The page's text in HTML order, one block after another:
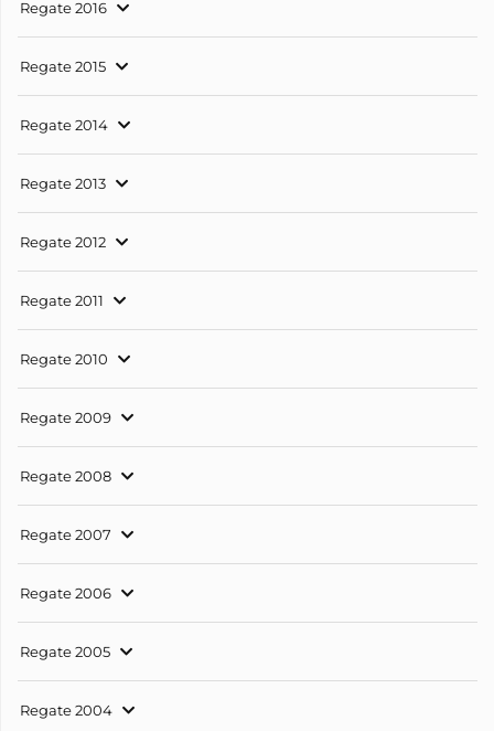
Regate 2016
Regate 2015
Regate 2014
Regate 2013
Regate 2012
Regate 2011
Regate 2010
Regate 2009
Regate 2008
Regate 2007
Regate 2006
Regate 2005
Regate 2004